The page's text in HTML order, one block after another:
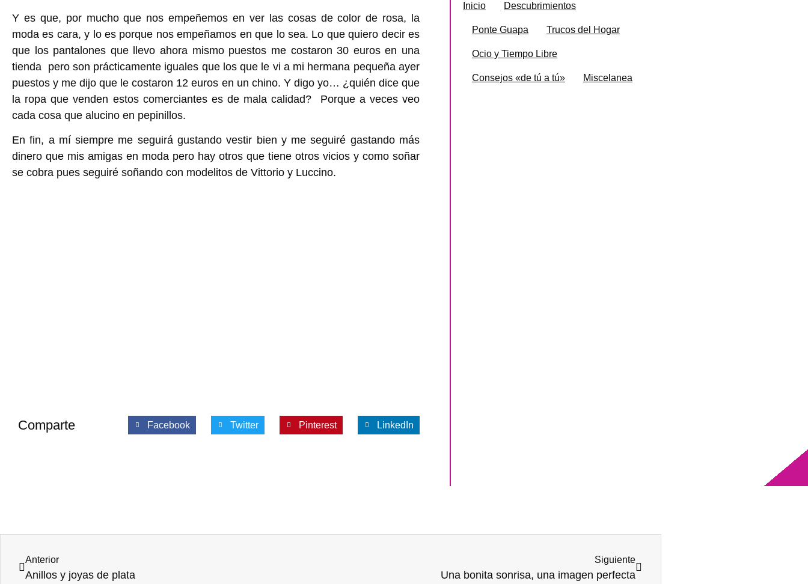
Y es que, por mucho que nos empeñemos en ver las cosas de color de rosa, la
moda es cara, y lo es porque nos empeñamos en que lo sea. Lo que quiero decir es
que los pantalones que llevo ahora mismo puestos me costaron 30 euros en una
tienda pero son prácticamente iguales que los que le vi a mi hermana pequeña ayer
puestos y me dijo que le costaron 12 euros en un chino. Y digo yo… ¿quién dice que
la ropa que venden estos comerciantes es de mala calidad? Porque a veces veo
cada cosa que alucino en pepinillos.
En fin, a mí siempre me seguirá gustando vestir bien y me seguiré gastando más
dinero que mis amigas en moda pero hay otros que tiene otros vicios y como soñar
se cobra pues seguiré soñando con modelitos de Vittorio y Luccino.
Comparte Facebook Twitter Pinterest LinkedIn
Inicio Descubrimientos
Ponte Guapa Trucos del Hogar
Ocio y Tiempo Libre
Consejos «de tú a tú» Miscelanea
Anterior
Anillos y joyas de plata
Siguiente
Una bonita sonrisa, una imagen perfecta